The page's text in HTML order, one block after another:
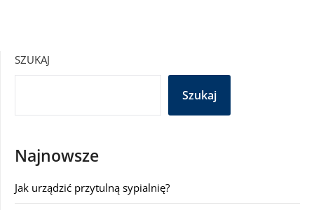
SZUKAJ
Szukaj
Najnowsze
Jak urządzić przytulną sypialnię?